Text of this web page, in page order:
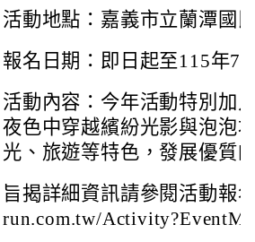
活動地點：嘉義市立蘭潭國
報名日期：即日起至115年7
活動內容：今年活動特別加
夜色中穿越繽紛光影與泡泡
光、旅遊等特色，發展優質
旨揭詳細資訊請參閱活動報
run.com.tw/